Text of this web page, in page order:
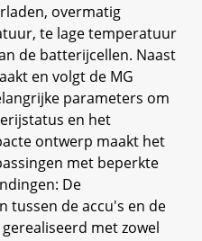
overmatig
te lage temperatuur
de batterijcellen. Naast
en volgt de MG
parameters om
en het
ontwerp maakt het
met beperkte
De
tussen de accu's en de
met zowel